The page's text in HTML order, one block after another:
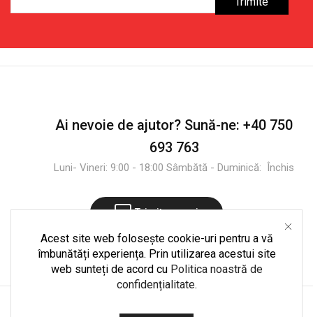
pentru
Ai nevoie de ajutor? Sună-ne: +40 750
693 763
Luni- Vineri: 9:00 - 18:00 Sâmbătă - Duminică: Închis
Trimite mesaj
Acest site web folosește cookie-uri pentru a vă
îmbunătăți experiența. Prin utilizarea acestui site
web sunteți de acord cu Politica noastră de
confidențialitate.